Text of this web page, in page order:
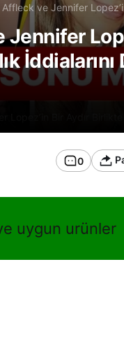
Lopez’in Bir Aydır Birlikte
Affleck ve Jennifer
Doğurdu
İddialarını
0
uygun urünler